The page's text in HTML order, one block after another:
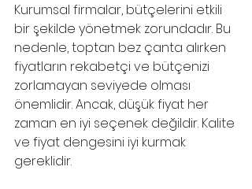
Kurumsal firmalar, bütçelerini etkili
bir şekilde yönetmek zorundadır. Bu
nedenle, toptan bez çanta alırken
fiyatların rekabetçi ve bütçenizi
zorlamayan seviyede olması
önemlidir. Ancak, düşük fiyat her
zaman en iyi seçenek değildir. Kalite
ve fiyat dengesini iyi kurmak
gereklidir.